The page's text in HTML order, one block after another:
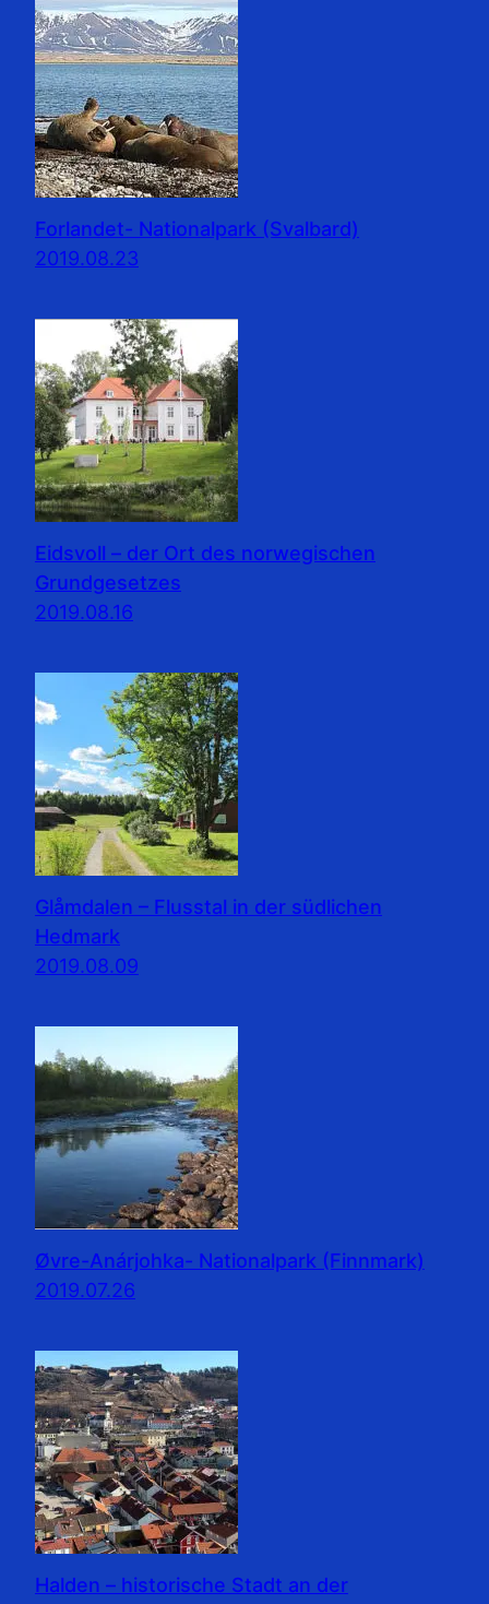
Forlandet- Nationalpark (Svalbard)
2019.08.23
Eidsvoll – der Ort des norwegischen
Grundgesetzes
2019.08.16
Glåmdalen – Flusstal in der südlichen
Hedmark
2019.08.09
Øvre-Anárjohka- Nationalpark (Finnmark)
2019.07.26
Halden – historische Stadt an der